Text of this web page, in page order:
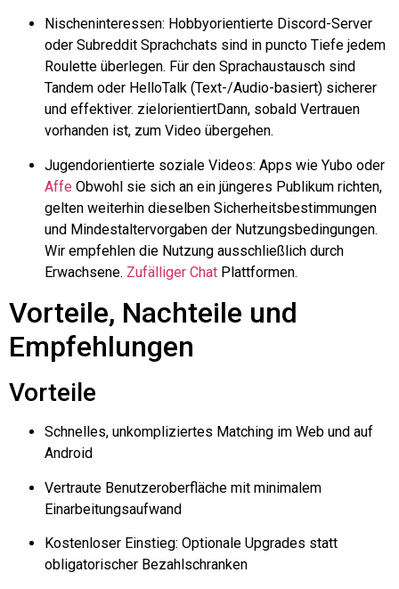
Nischeninteressen: Hobbyorientierte Discord-Server
oder Subreddit Sprachchats sind in puncto Tiefe jedem
Roulette überlegen. Für den Sprachaustausch sind
Tandem oder HelloTalk (Text-/Audio-basiert) sicherer
und effektiver. zielorientiertDann, sobald Vertrauen
vorhanden ist, zum Video übergehen.
Jugendorientierte soziale Videos: Apps wie Yubo oder
Affe Obwohl sie sich an ein jüngeres Publikum richten,
gelten weiterhin dieselben Sicherheitsbestimmungen
und Mindestaltervorgaben der Nutzungsbedingungen.
Wir empfehlen die Nutzung ausschließlich durch
Erwachsene. Zufälliger Chat Plattformen.
Vorteile, Nachteile und
Empfehlungen
Vorteile
Schnelles, unkompliziertes Matching im Web und auf
Android
Vertraute Benutzeroberfläche mit minimalem
Einarbeitungsaufwand
Kostenloser Einstieg: Optionale Upgrades statt
obligatorischer Bezahlschranken